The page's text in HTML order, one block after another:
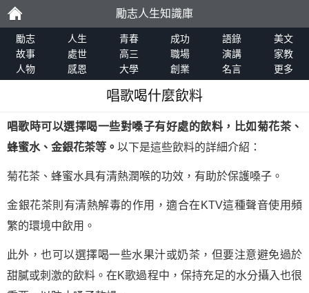
勵
志
勵志人生知識庫
勵志 人生 青春 成功 語錄
美文
故事
處世 高三 職場 演講
家教
人物
感恩 大學 創業 名言 更多
唱歌喝什麼飲料
唱歌時可以選擇喝一些對嗓子有好處的飲料，比如菊花茶、
蜂蜜水、金銀花茶等。 以下是這些飲料的詳細介紹：
菊花茶、蜂蜜水具有清熱潤喉的功效，有助於保護嗓子。
金銀花茶則有清熱解毒的作用，適合在KTV這種聲音使用頻
繁的環境中飲用。
此外，也可以選擇喝一些水果汁或奶茶，但要注意避免過於
甜膩或刺激的飲料。在K歌過程中，保持充足的水分攝入也很